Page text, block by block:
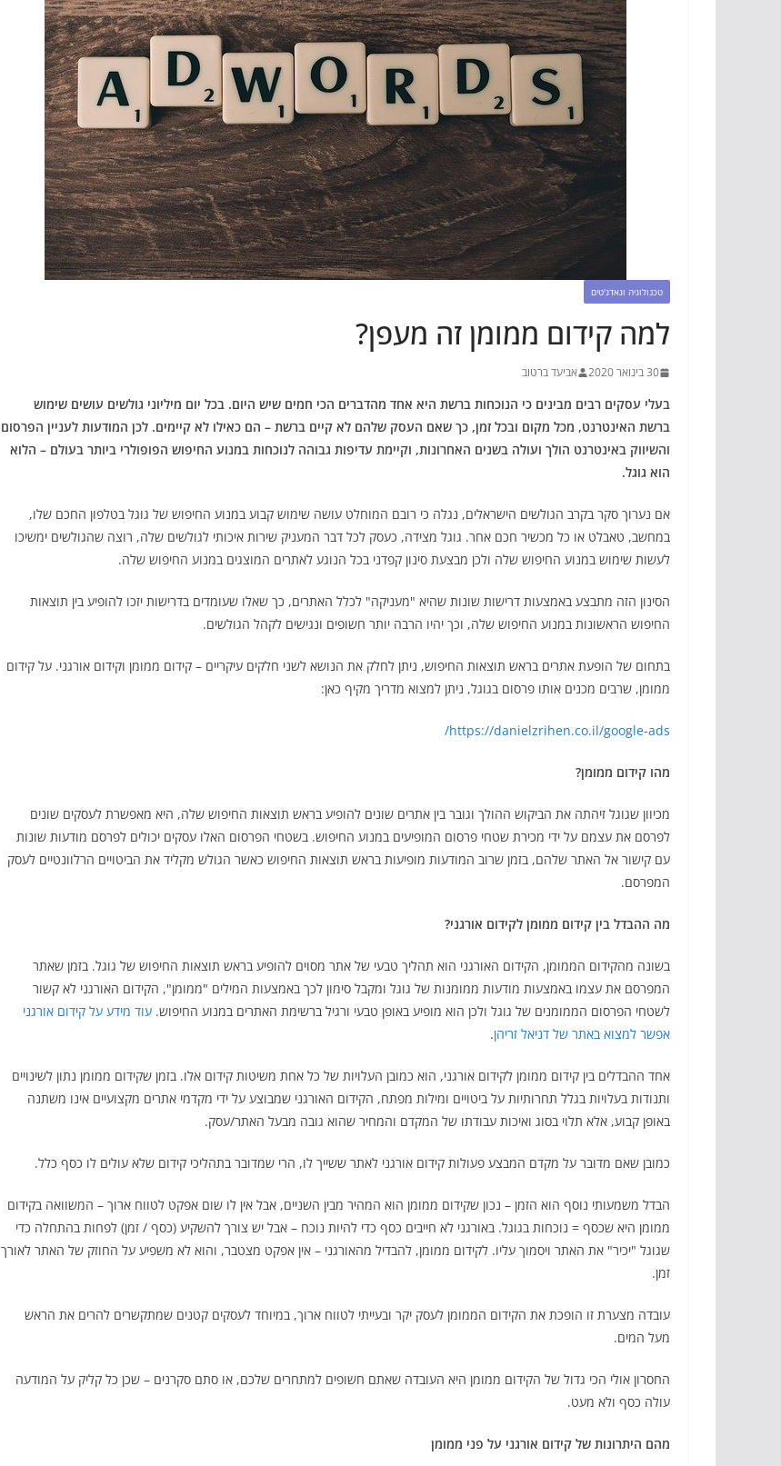
טכנולוגיה וגאדג'טים
למה קידום ממומן זה מעפן?
30 בינואר 2020 אביעד ברטוב
בעלי עסקים רבים מבינים כי הנוכחות ברשת היא אחד מהדברים הכי חמים שיש היום. בכל יום מיליוני גולשים עושים שימוש
ברשת האינטרנט, מכל מקום ובכל זמן, כך שאם העסק שלהם לא קיים ברשת – הם כאילו לא קיימים. לכן המודעות לעניין הפרסום
והשיווק באינטרנט הולך ועולה בשנים האחרונות, וקיימת עדיפות גבוהה לנוכחות במנוע החיפוש הפופולרי ביותר בעולם – הלוא
הוא גוגל.
אם נערוך סקר בקרב הגולשים הישראלים, נגלה כי רובם המוחלט עושה שימוש קבוע במנוע החיפוש של גוגל בטלפון החכם שלו,
במחשב, טאבלט או כל מכשיר חכם אחר. גוגל מצידה, כעסק לכל דבר המעניק שירות איכותי לגולשים שלה, רוצה שהגולשים ימשיכו
לעשות שימוש במנוע החיפוש שלה ולכן מבצעת סינון קפדני בכל הנוגע לאתרים המוצגים במנוע החיפוש שלה.
הסינון הזה מתבצע באמצעות דרישות שונות שהיא "מעניקה" לכלל האתרים, כך שאלו שעומדים בדרישות יזכו להופיע בין תוצאות
החיפוש הראשונות במנוע החיפוש שלה, וכך יהיו הרבה יותר חשופים ונגישים לקהל הגולשים.
בתחום של הופעת אתרים בראש תוצאות החיפוש, ניתן לחלק את הנושא לשני חלקים עיקריים – קידום ממומן וקידום אורגני. על קידום
ממומן, שרבים מכנים אותו פרסום בגוגל, ניתן למצוא מדריך מקיף כאן:
https://danielzrihen.co.il/google-ads/
מהו קידום ממומן?
מכיוון שגוגל זיהתה את הביקוש ההולך וגובר בין אתרים שונים להופיע בראש תוצאות החיפוש שלה, היא מאפשרת לעסקים שונים
לפרסם את עצמם על ידי מכירת שטחי פרסום המופיעים במנוע החיפוש. בשטחי הפרסום האלו עסקים יכולים לפרסם מודעות שונות
עם קישור אל האתר שלהם, בזמן שרוב המודעות מופיעות בראש תוצאות החיפוש כאשר הגולש מקליד את הביטויים הרלוונטיים לעסק
המפרסם.
מה ההבדל בין קידום ממומן לקידום אורגני?
בשונה מהקידום הממומן, הקידום האורגני הוא תהליך טבעי של אתר מסוים להופיע בראש תוצאות החיפוש של גוגל. בזמן שאתר
המפרסם את עצמו באמצעות מודעות ממומנות של גוגל ומקבל סימון לכך באמצעות המילים "ממומן", הקידום האורגני לא קשור
לשטחי הפרסום הממומנים של גוגל ולכן הוא מופיע באופן טבעי ורגיל ברשימת האתרים במנוע החיפוש. עוד מידע על קידום אורגני
אפשר למצוא באתר של דניאל זריהן.
אחד ההבדלים בין קידום ממומן לקידום אורגני, הוא כמובן העלויות של כל אחת משיטות קידום אלו. בזמן שקידום ממומן נתון לשינויים
ותנודות בעלויות בגלל תחרותיות על ביטויים ומילות מפתח, הקידום האורגני שמבוצע על ידי מקדמי אתרים מקצועיים אינו משתנה
באופן קבוע, אלא תלוי בסוג ואיכות עבודתו של המקדם והמחיר שהוא גובה מבעל האתר/עסק.
כמובן שאם מדובר על מקדם המבצע פעולות קידום אורגני לאתר ששייך לו, הרי שמדובר בתהליכי קידום שלא עולים לו כסף כלל.
הבדל משמעותי נוסף הוא הזמן – נכון שקידום ממומן הוא המהיר מבין השניים, אבל אין לו שום אפקט לטווח ארוך – המשוואה בקידום
ממומן היא שכסף = נוכחות בגוגל. באורגני לא חייבים כסף כדי להיות נוכח – אבל יש צורך להשקיע (כסף / זמן) לפחות בהתחלה כדי
שגוגל "יכיר" את האתר ויסמוך עליו. לקידום ממומן, להבדיל מהאורגני – אין אפקט מצטבר, והוא לא משפיע על החוזק של האתר לאורך
זמן.
עובדה מצערת זו הופכת את הקידום הממומן לעסק יקר ובעייתי לטווח ארוך, במיוחד לעסקים קטנים שמתקשרים להרים את הראש
מעל המים.
החסרון אולי הכי גדול של הקידום ממומן היא העובדה שאתם חשופים למתחרים שלכם, או סתם סקרנים – שכן כל קליק על המודעה
עולה כסף ולא מעט.
מהם היתרונות של קידום אורגני על פני ממומן